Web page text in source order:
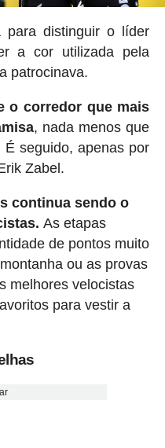
para distinguir o líder
a cor utilizada pela
patrocinava.
o corredor que mais
, nada menos que
seguido, apenas por
Zabel.
continua sendo o
As etapas
de pontos muito
ou as provas
melhores velocistas
para vestir a